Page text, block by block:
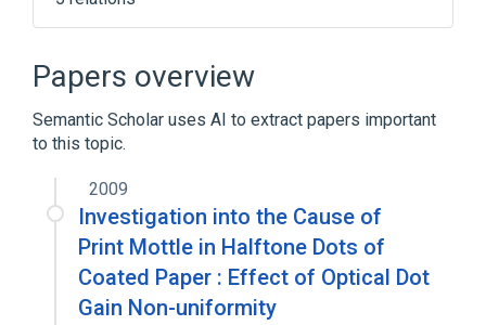
Plone
Python
Web Server Gateway Interface
Expand
Papers overview
Semantic Scholar uses AI to extract papers important
to this topic.
2009
Investigation into the Cause of
Print Mottle in Halftone Dots of
Coated Paper : Effect of Optical Dot
Gain Non-uniformity